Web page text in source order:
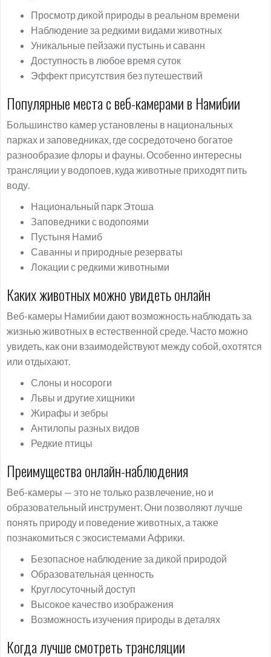
Просмотр дикой природы в реальном времени
Наблюдение за редкими видами животных
Уникальные пейзажи пустынь и саванн
Доступность в любое время суток
Эффект присутствия без путешествий
Популярные места с веб-камерами в Намибии
Большинство камер установлены в национальных
парках и заповедниках, где сосредоточено богатое
разнообразие флоры и фауны. Особенно интересны
трансляции у водопоев, куда животные приходят пить
воду.
Национальный парк Этоша
Заповедники с водопоями
Пустыня Намиб
Саванны и природные резерваты
Локации с редкими животными
Каких животных можно увидеть онлайн
Веб-камеры Намибии дают возможность наблюдать за
жизнью животных в естественной среде. Часто можно
увидеть, как они взаимодействуют между собой, охотятся
или отдыхают.
Слоны и носороги
Львы и другие хищники
Жирафы и зебры
Антилопы разных видов
Редкие птицы
Преимущества онлайн-наблюдения
Веб-камеры — это не только развлечение, но и
образовательный инструмент. Они позволяют лучше
понять природу и поведение животных, а также
познакомиться с экосистемами Африки.
Безопасное наблюдение за дикой природой
Образовательная ценность
Круглосуточный доступ
Высокое качество изображения
Возможность изучения природы в деталях
Когда лучше смотреть трансляции